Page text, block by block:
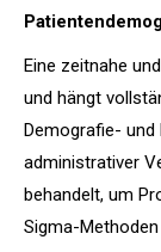
Eine zeitnahe
und hängt
Demografie- und
administrativer
behandelt, um
Sigma-